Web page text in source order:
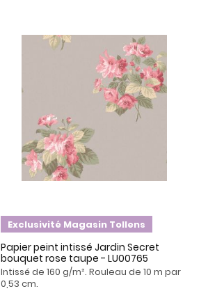
Exclusivité Magasin Tollens
Papier peint intissé Jardin Secret
bouquet rose taupe - LU00765
Intissé de 160 g/m². Rouleau de 10 m par
0,53 cm.